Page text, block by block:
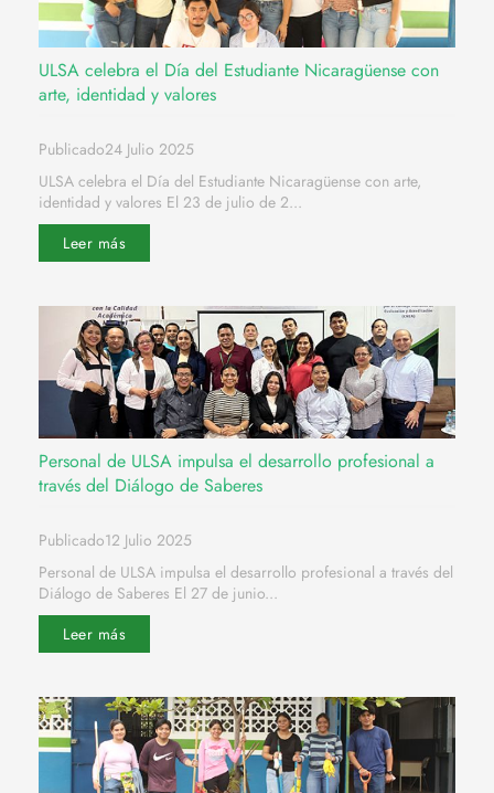
ULSA celebra el Día del Estudiante Nicaragüense con
arte, identidad y valores
Publicado24 Julio 2025
ULSA celebra el Día del Estudiante Nicaragüense con arte,
identidad y valores El 23 de julio de 2...
Leer más
Personal de ULSA impulsa el desarrollo profesional a
través del Diálogo de Saberes
Publicado12 Julio 2025
Personal de ULSA impulsa el desarrollo profesional a través del
Diálogo de Saberes El 27 de junio...
Leer más